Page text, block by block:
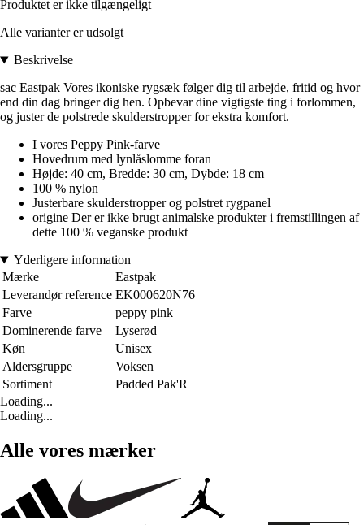
Produktet er ikke tilgængeligt
Alle varianter er udsolgt
Beskrivelse
sac Eastpak Vores ikoniske rygsæk følger dig til arbejde, fritid og hvor
end din dag bringer dig hen. Opbevar dine vigtigste ting i forlommen,
og juster de polstrede skulderstropper for ekstra komfort.
I vores Peppy Pink-farve
Hovedrum med lynlåslomme foran
Højde: 40 cm, Bredde: 30 cm, Dybde: 18 cm
100 % nylon
Justerbare skulderstropper og polstret rygpanel
origine Der er ikke brugt animalske produkter i fremstillingen af
dette 100 % veganske produkt
Yderligere information
Mærke
Eastpak
Leverandør reference EK000620N76
Farve
peppy pink
Dominerende farve
Lyserød
Køn
Unisex
Aldersgruppe
Voksen
Sortiment
Padded Pak'R
Loading...
Loading...
Alle vores mærker